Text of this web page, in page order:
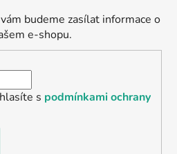
budeme zasílat informace o
e-shopu.
s podmínkami ochrany